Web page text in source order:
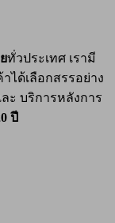
ทั่วประเทศ เรามี
ด้เลือกสรรอย่าง
ะ บริการหลังการ
ปี